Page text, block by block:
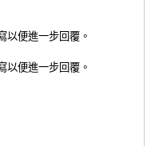
以便進一步回覆。
以便進一步回覆。